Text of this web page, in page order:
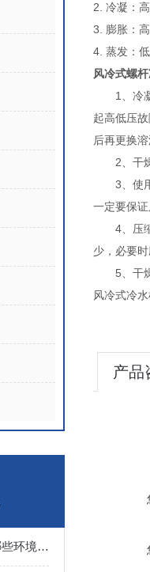
风冷式螺杆冷水机适用于哪些环境和场合？
2. 冷凝：
3. 膨胀：
4. 蒸发：
风冷式螺
1、冷凝
起高低压
后再更换
2、干燥
3、使用
一定要保
4、压缩
少，必要
5、干燥
风冷式冷
产品